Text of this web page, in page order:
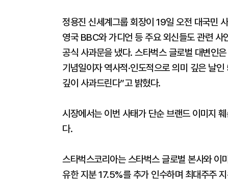
정용진 신세계그룹 회장이 19일 오전 대국민
영국 BBC와 가디언 등 주요 외신들도 관련 사
공식 사과문을 냈다. 스타벅스 글로벌 대변인
기념일이자 역사적·인도적으로 의미 깊은 날
깊이 사과드린다”고 밝혔다.
시장에서는 이번 사태가 단순 브랜드 이미지
다.
스타벅스코리아는 스타벅스 글로벌 본사와
유한 지분 17.5%를 추가 인수하며 최대주주